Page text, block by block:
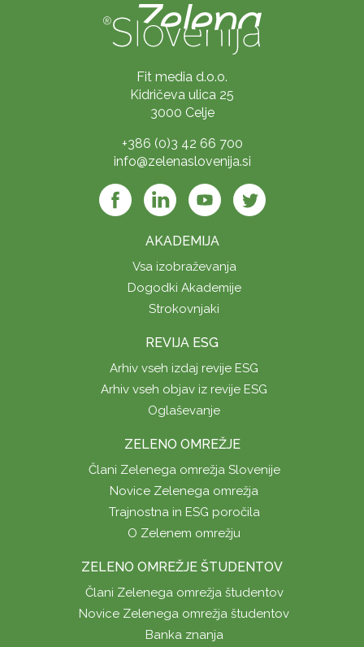
Fit media d.o.o.
Kidričeva ulica 25
3000 Celje
+386 (0)3 42 66 700
info@zelenaslovenija.si
AKADEMIJA
Vsa izobraževanja
Dogodki Akademije
Strokovnjaki
REVIJA ESG
Arhiv vseh izdaj revije ESG
Arhiv vseh objav iz revije ESG
Oglaševanje
ZELENO OMREŽJE
Člani Zelenega omrežja Slovenije
Novice Zelenega omrežja
Trajnostna in ESG poročila
O Zelenem omrežju
ZELENO OMREŽJE ŠTUDENTOV
Člani Zelenega omrežja študentov
Novice Zelenega omrežja študentov
Banka znanja